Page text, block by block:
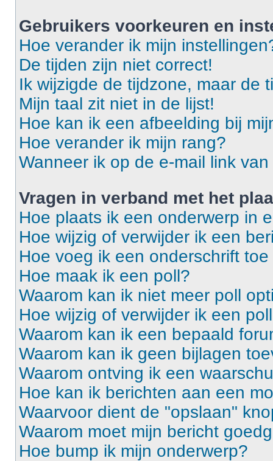
Gebruikers voorkeuren en
Hoe verander ik mijn
De tijden zijn niet correct!
Ik wijzigde de tijdzone, maar de
Mijn taal zit niet in de lijst!
Hoe kan ik een afbeelding bij
Hoe verander ik mijn rang?
Wanneer ik op de e-mail link
Vragen in verband met het
Hoe plaats ik een onderwerp in
Hoe wijzig of verwijder ik een
Hoe voeg ik een onderschrift
Hoe maak ik een poll?
Waarom kan ik niet meer poll
Hoe wijzig of verwijder ik een
Waarom kan ik een bepaald
Waarom kan ik geen bijlagen
Waarom ontving ik een
Hoe kan ik berichten aan een
Waarvoor dient de "opslaan"
Waarom moet mijn bericht
Hoe bump ik mijn onderwerp?